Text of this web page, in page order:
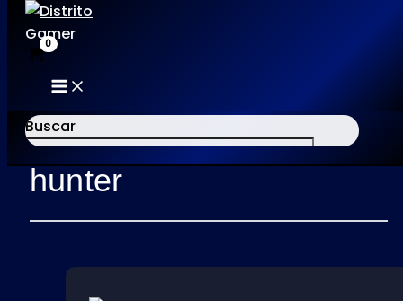
al
contenido
MAIN
MENU
Buscar
×
Inicio/ Productos etiquetados “hunter”
hunter